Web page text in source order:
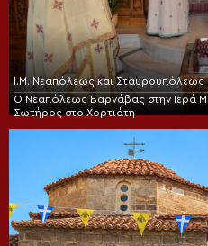
Ι.Μ. Νεαπόλεως και Σταυρουπόλεως
Ο Νεαπόλεως Βαρνάβας στην Ιερά
Σωτήρος στο Χορτιάτη